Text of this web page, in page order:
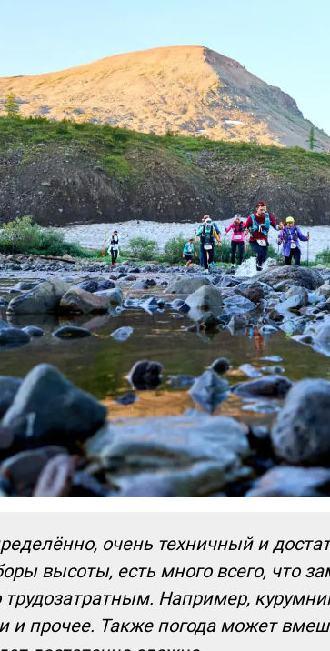
очень техничный и
высоты, есть много всего, что
трудозатратным. Например,
и прочее. Также погода может